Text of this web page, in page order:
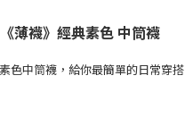
《薄襪》經典素色 中筒襪
色中筒襪，給你最簡單的日常穿搭